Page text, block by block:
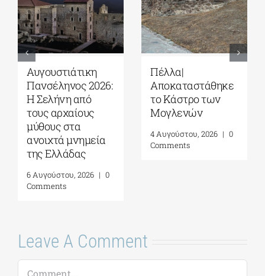
Αυγουστιάτικη
Πανσέληνος 2026:
Η Σελήνη από
τους αρχαίους
μύθους στα
ανοιχτά μνημεία
της Ελλάδας
6 Αυγούστου, 2026 | 0
Comments
Πέλλα|
Αποκαταστάθηκε
το Κάστρο των
Μογλενών
4 Αυγούστου, 2026 | 0
Comments
Leave A Comment
Comment